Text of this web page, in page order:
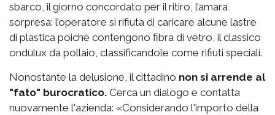
sbarco, il giorno concordato per il ritiro, l’amara
sorpresa: l’operatore si rifiuta di caricare alcune lastre
di plastica poiché contengono fibra di vetro, il classico
ondulux da pollaio, classificandole come rifiuti speciali.
Nonostante la delusione, il cittadino non si arrende al
"fato" burocratico. Cerca un dialogo e contatta
nuovamente l'azienda: «Considerando l'importo della